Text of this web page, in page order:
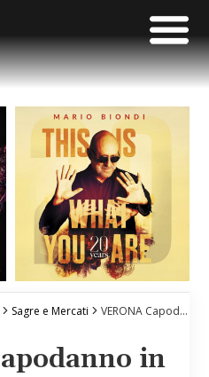
Sagre e Mercati VERONA Capodanno in Piazza Bra
in